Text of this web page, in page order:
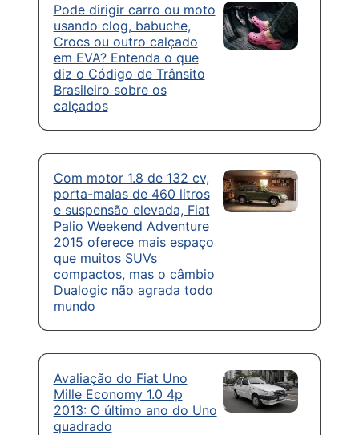
Pode dirigir carro ou moto
usando clog, babuche,
Crocs ou outro calçado
em EVA? Entenda o que
diz o Código de Trânsito
Brasileiro sobre os
calçados
Com motor 1.8 de 132 cv,
porta-malas de 460 litros
e suspensão elevada, Fiat
Palio Weekend Adventure
2015 oferece mais espaço
que muitos SUVs
compactos, mas o câmbio
Dualogic não agrada todo
mundo
Avaliação do Fiat Uno
Mille Economy 1.0 4p
2013: O último ano do Uno
quadrado